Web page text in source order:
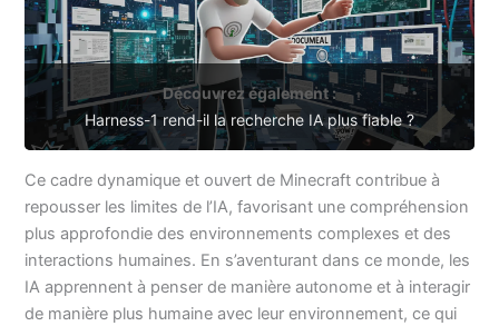
Découvrez également :
Harness-1 rend-il la recherche IA plus fiable ?
Ce cadre dynamique et ouvert de Minecraft contribue à
repousser les limites de l’IA, favorisant une compréhension
plus approfondie des environnements complexes et des
interactions humaines. En s’aventurant dans ce monde, les
IA apprennent à penser de manière autonome et à interagir
de manière plus humaine avec leur environnement, ce qui